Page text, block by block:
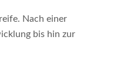
Nach einer
bis hin zur